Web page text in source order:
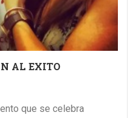
AL EXITO
que se celebra